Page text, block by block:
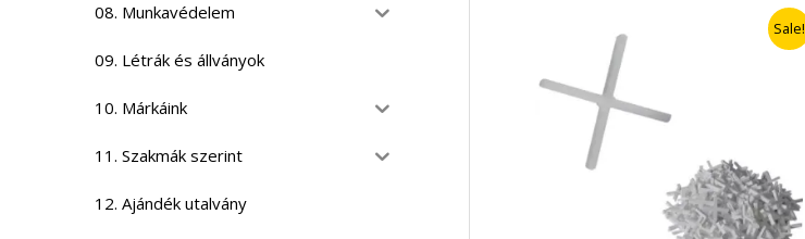
08. Munkavédelem
09. Létrák és állványok
10. Márkáink
11. Szakmák szerint
12. Ajándék utalvány
Sale!
price
was:
490Ft.
price
is: